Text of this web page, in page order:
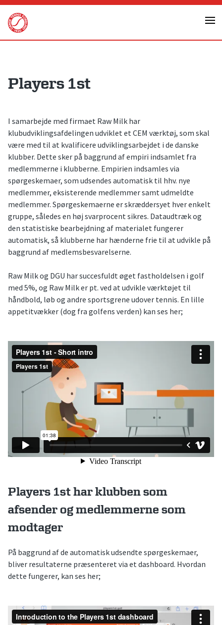
Skip
content
Players 1st
I samarbejde med firmaet Raw Milk har
klubudviklingsafdelingen udviklet et CEM værktøj, som skal
være med til at kvalificere udviklingsarbejdet i de danske
klubber. Dette sker på baggrund af empiri indsamlet fra
medlemmerne i klubberne. Empirien indsamles via
spørgeskemaer, som udsendes automatisk til hhv. nye
medlemmer, eksisterende medlemmer samt udmeldte
medlemmer. Spørgeskemaerne er skræddersyet hver enkelt
gruppe, således en høj svarprocent sikres. Dataudtræk og
den statistiske bearbejdning af materialet fungerer
automatisk, så klubberne har hænderne frie til at udvikle på
baggrund af medlemsbesvarelserne.
Raw Milk og DGU har succesfuldt øget fastholdelsen i golf
med 5%, og Raw Milk er pt. ved at udvikle værktøjet til
håndbold, løb og andre sportsgrene udover tennis. En lille
appetitvækker (dog fra golfens verden) kan ses her;
Players 1st har klubben som
afsender og medlemmerne som
modtager
På baggrund af de automatisk udsendte spørgeskemaer,
bliver resultaterne præsenteret via et dashboard. Hvordan
dette fungerer, kan ses her;